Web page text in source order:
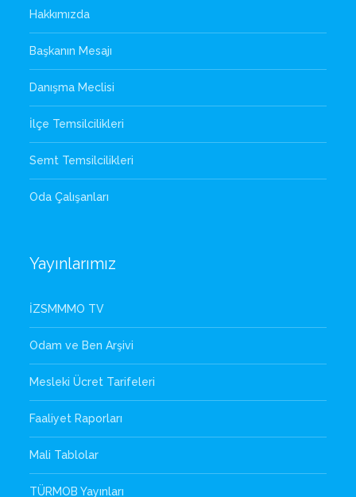
Hakkımızda
Başkanın Mesajı
Danışma Meclisi
İlçe Temsilcilikleri
Semt Temsilcilikleri
Oda Çalışanları
Yayınlarımız
İZSMMMO TV
Odam ve Ben Arşivi
Mesleki Ücret Tarifeleri
Faaliyet Raporları
Mali Tablolar
TÜRMOB Yayınları